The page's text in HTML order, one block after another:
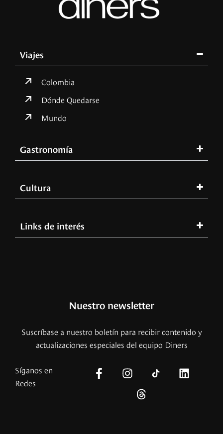
Viajes
Colombia
Dónde Quedarse
Mundo
Gastronomía
Cultura
Links de interés
Nuestro newsletter
Suscríbase a nuestro boletín para recibir contenido y
actualizaciones especiales del equipo Diners
Síganos en
Redes